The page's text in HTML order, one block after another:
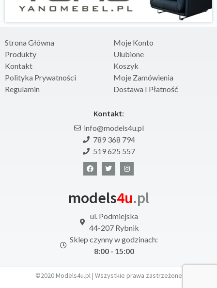
Strona Główna
Produkty
Kontakt
Polityka Prywatności
Regulamin
Moje Konto
Ulubione
Koszyk
Moje Zamówienia
Dostawa I Płatność
Kontakt:
info@models4u.pl
789 368 794
519 625 557
models4u.pl
ul. Podmiejska
44-207 Rybnik
Sklep czynny w godzinach:
8:00 - 15:00
©2020 Models4u.pl | Wszystkie prawa zastrzeżone